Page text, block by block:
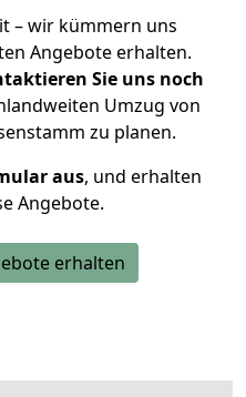
– wir kümmern uns
Angebote erhalten.
Sie uns noch
Umzug von
zu planen.
aus, und erhalten
Angebote.
erhalten